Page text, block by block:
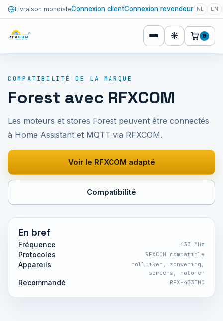
Livraison mondialeConnexion clientConnexion revendeur NL EN
☀ 0
COMPATIBILITÉ DE LA MARQUE
Forest avec RFXCOM
Les moteurs et stores Forest peuvent être connectés
à Home Assistant et MQTT via RFXCOM.
Voir le RFXCOM adapté
Compatibilité
En bref
Fréquence 433 MHz
Protocoles RFXCOM compatible
Appareils
rolluiken, zonwering,
screens, motoren
Recommandé RFX-433EMC